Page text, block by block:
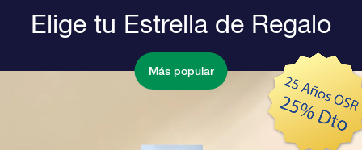
Elige tu Estrella de Regalo
Más popular